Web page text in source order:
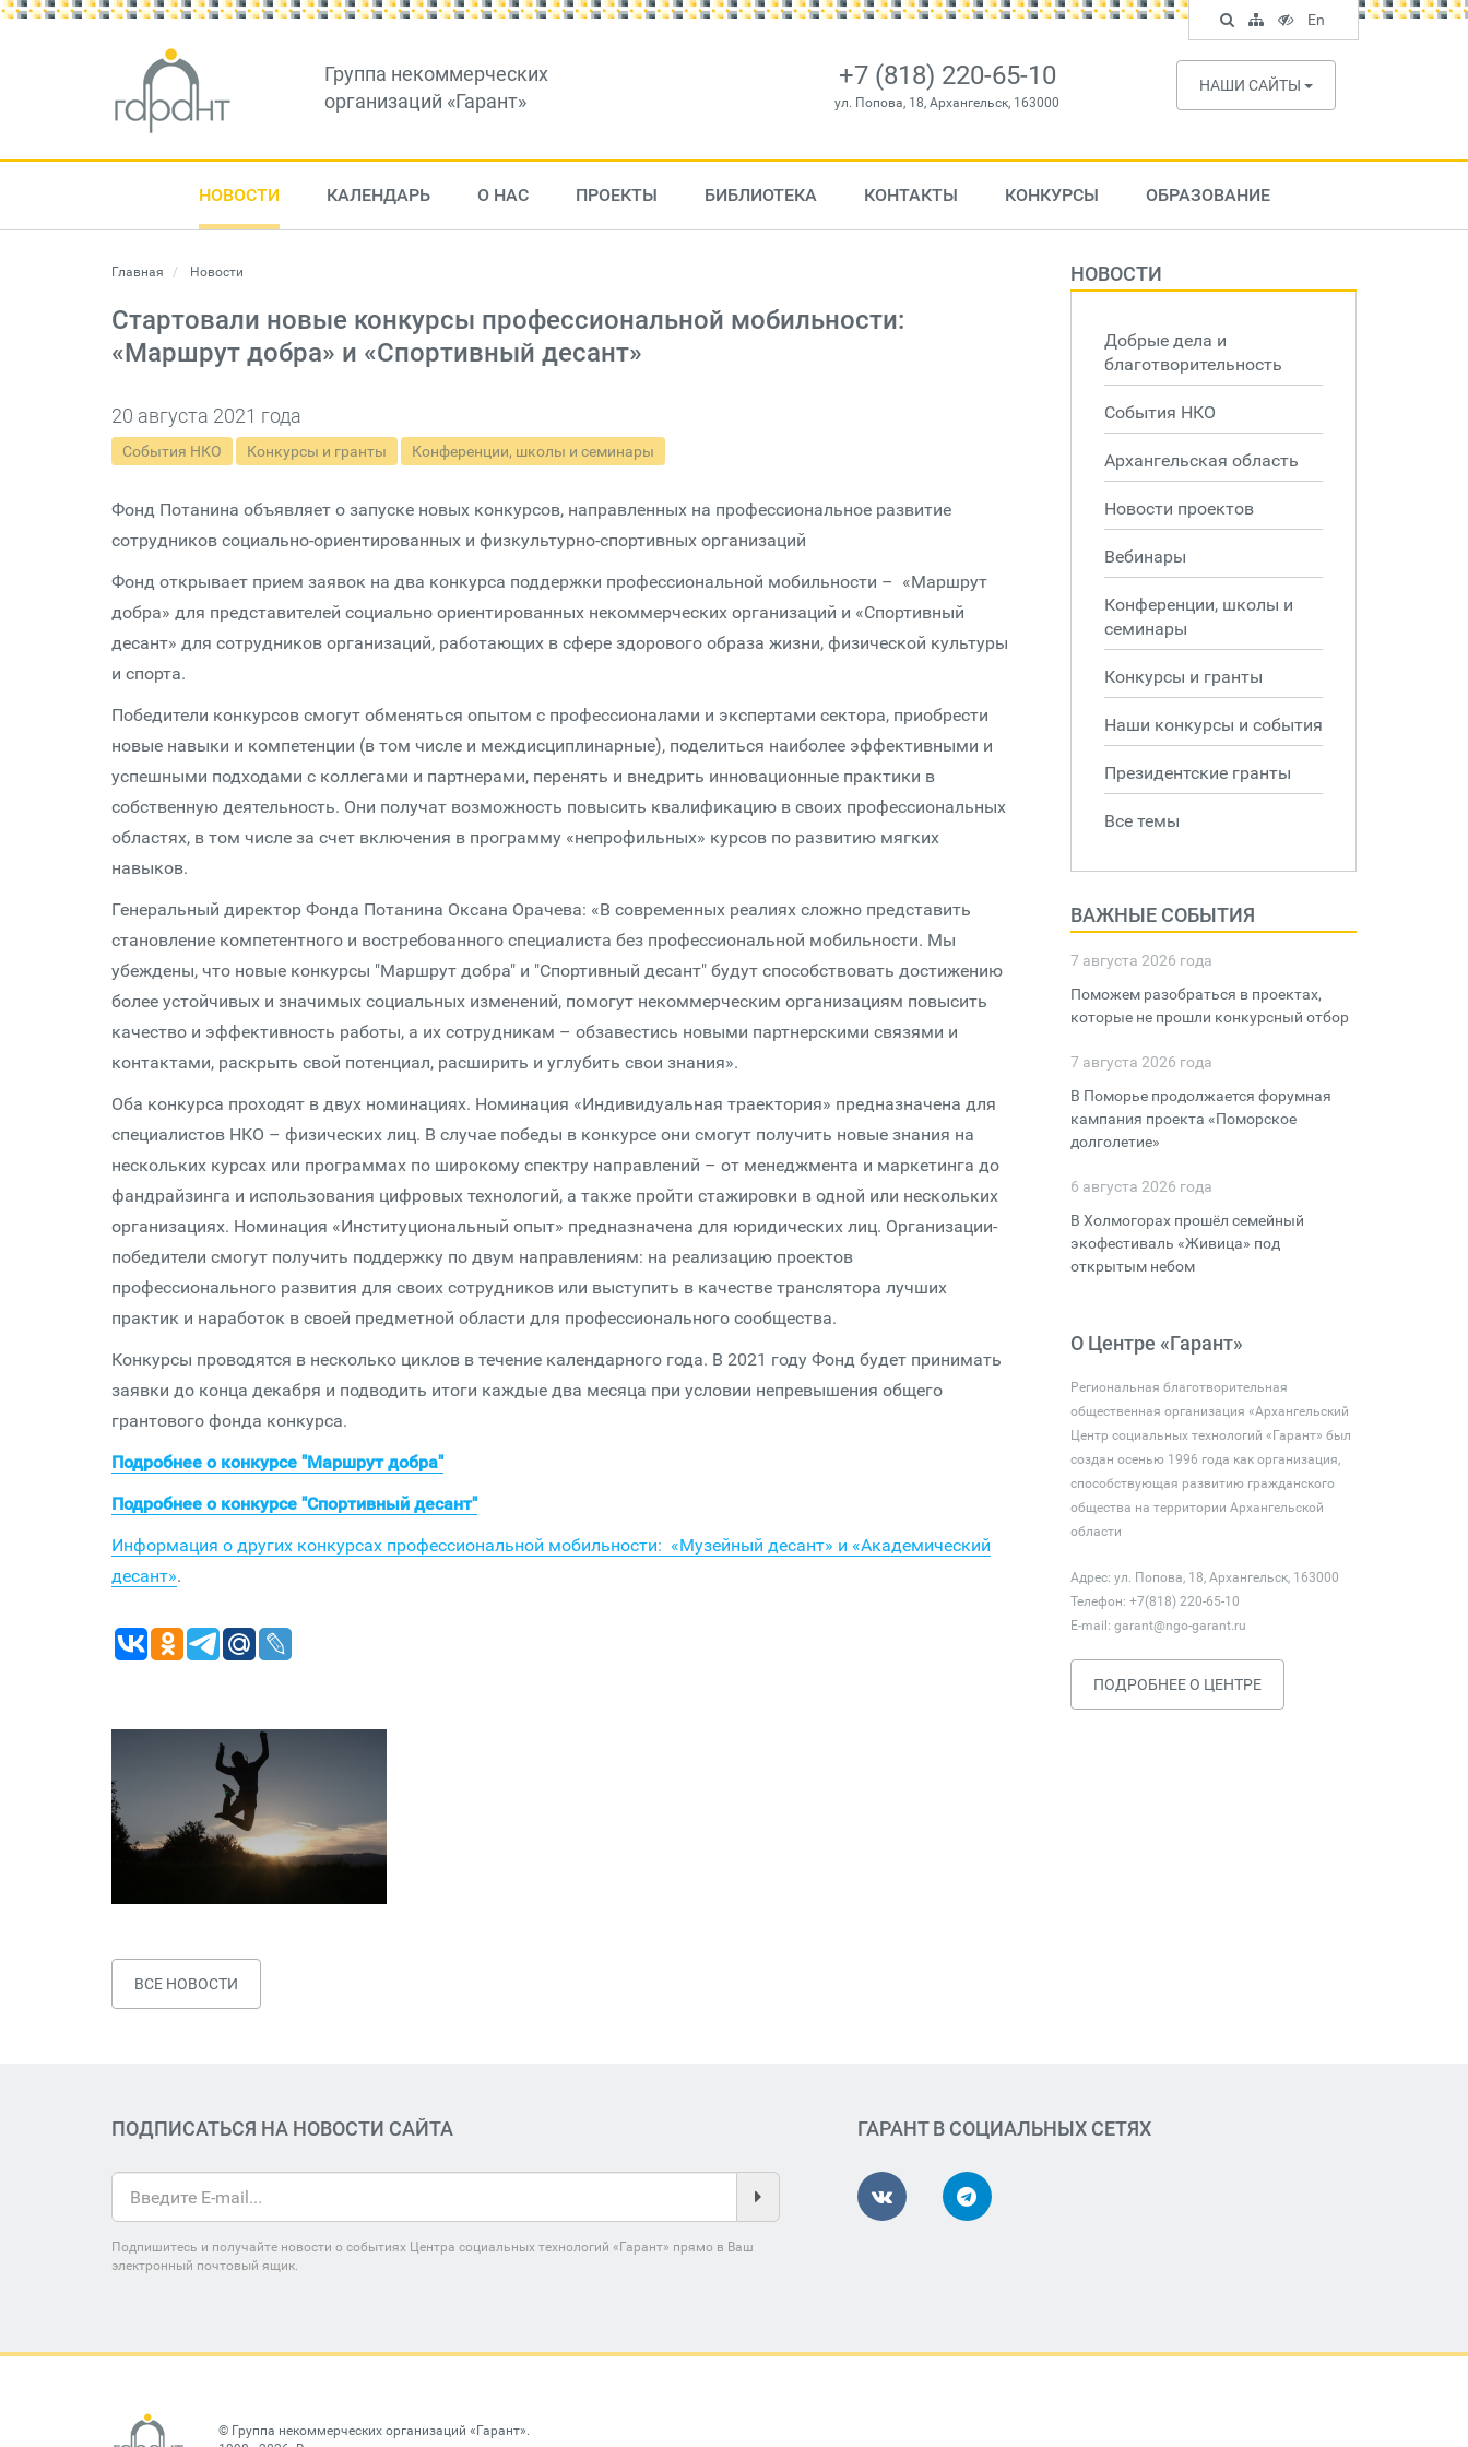
Группа некоммерческих
организаций «Гарант»
+7 (818) 220-65-10
ул. Попова, 18, Архангельск, 163000
НАШИ САЙТЫ
НОВОСТИ КАЛЕНДАРЬ О НАС ПРОЕКТЫ БИБЛИОТЕКА КОНТАКТЫ КОНКУРСЫ ОБРАЗОВАНИЕ
Главная Новости
Стартовали новые конкурсы профессиональной мобильности:
«Маршрут добра» и «Спортивный десант»
20 августа 2021 года
События НКО Конкурсы и гранты Конференции, школы и семинары
Фонд Потанина объявляет о запуске новых конкурсов, направленных на профессиональное развитие
сотрудников социально-ориентированных и физкультурно-спортивных организаций
Фонд открывает прием заявок на два конкурса поддержки профессиональной мобильности – «Маршрут
добра» для представителей социально ориентированных некоммерческих организаций и «Спортивный
десант» для сотрудников организаций, работающих в сфере здорового образа жизни, физической культуры
и спорта.
Победители конкурсов смогут обменяться опытом с профессионалами и экспертами сектора, приобрести
новые навыки и компетенции (в том числе и междисциплинарные), поделиться наиболее эффективными и
успешными подходами с коллегами и партнерами, перенять и внедрить инновационные практики в
собственную деятельность. Они получат возможность повысить квалификацию в своих профессиональных
областях, в том числе за счет включения в программу «непрофильных» курсов по развитию мягких
навыков.
Генеральный директор Фонда Потанина Оксана Орачева: «В современных реалиях сложно представить
становление компетентного и востребованного специалиста без профессиональной мобильности. Мы
убеждены, что новые конкурсы "Маршрут добра" и "Спортивный десант" будут способствовать достижению
более устойчивых и значимых социальных изменений, помогут некоммерческим организациям повысить
качество и эффективность работы, а их сотрудникам – обзавестись новыми партнерскими связями и
контактами, раскрыть свой потенциал, расширить и углубить свои знания».
Оба конкурса проходят в двух номинациях. Номинация «Индивидуальная траектория» предназначена для
специалистов НКО – физических лиц. В случае победы в конкурсе они смогут получить новые знания на
нескольких курсах или программах по широкому спектру направлений – от менеджмента и маркетинга до
фандрайзинга и использования цифровых технологий, а также пройти стажировки в одной или нескольких
организациях. Номинация «Институциональный опыт» предназначена для юридических лиц. Организации-
победители смогут получить поддержку по двум направлениям: на реализацию проектов
профессионального развития для своих сотрудников или выступить в качестве транслятора лучших
практик и наработок в своей предметной области для профессионального сообщества.
Конкурсы проводятся в несколько циклов в течение календарного года. В 2021 году Фонд будет принимать
заявки до конца декабря и подводить итоги каждые два месяца при условии непревышения общего
грантового фонда конкурса.
Подробнее о конкурсе "Маршрут добра"
Подробнее о конкурсе "Спортивный десант"
Информация о других конкурсах профессиональной мобильности: «Музейный десант» и «Академический
десант».
ВСЕ НОВОСТИ
НОВОСТИ
Добрые дела и
благотворительность
События НКО
Архангельская область
Новости проектов
Вебинары
Конференции, школы и
семинары
Конкурсы и гранты
Наши конкурсы и события
Президентские гранты
Все темы
ВАЖНЫЕ СОБЫТИЯ
7 августа 2026 года
Поможем разобраться в проектах,
которые не прошли конкурсный отбор
7 августа 2026 года
В Поморье продолжается форумная
кампания проекта «Поморское
долголетие»
6 августа 2026 года
В Холмогорах прошёл семейный
экофестиваль «Живица» под
открытым небом
О Центре «Гарант»
Региональная благотворительная
общественная организация «Архангельский
Центр социальных технологий «Гарант» был
создан осенью 1996 года как организация,
способствующая развитию гражданского
общества на территории Архангельской
области
Адрес: ул. Попова, 18, Архангельск, 163000
Телефон: +7(818) 220-65-10
E-mail: garant@ngo-garant.ru
ПОДРОБНЕЕ О ЦЕНТРЕ
ПОДПИСАТЬСЯ НА НОВОСТИ САЙТА
Подпишитесь и получайте новости о событиях Центра социальных технологий «Гарант» прямо в Ваш
электронный почтовый ящик.
ГАРАНТ В СОЦИАЛЬНЫХ СЕТЯХ
© Группа некоммерческих организаций «Гарант».
Поиск
по
сайту
Карта
сайта
Версия
для
слабовидящих
En
English